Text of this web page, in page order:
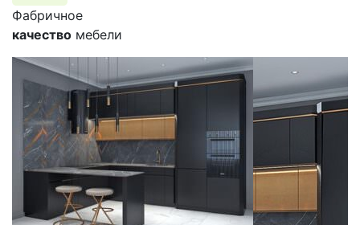
Фабричное
качество мебели